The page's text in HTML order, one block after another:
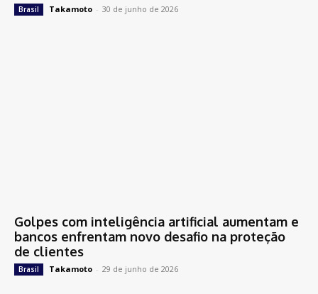
Brasil Takamoto - 30 de junho de 2026
Golpes com inteligência artificial aumentam e
bancos enfrentam novo desafio na proteção
de clientes
Brasil Takamoto - 29 de junho de 2026